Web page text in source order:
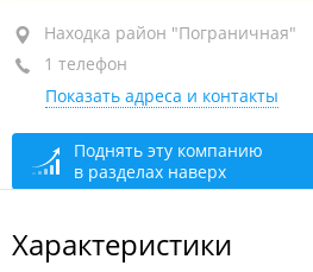
Находка, район "Пограничная", ул.
Красноармейская, 7
1-й этаж
+7 (4236) 79-91-79
открыто: 09:00–21:00
Находка район "Пограничная"
1 телефон
Показать адреса и контакты
Поднять эту компанию
в разделах наверх
Характеристики